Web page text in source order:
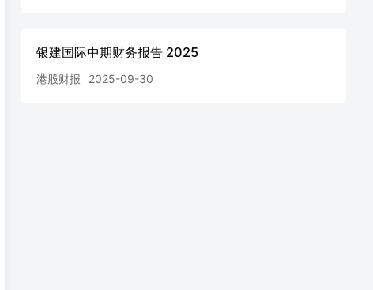
银建国际中期财务报告 2025
港股财报 2025-09-30